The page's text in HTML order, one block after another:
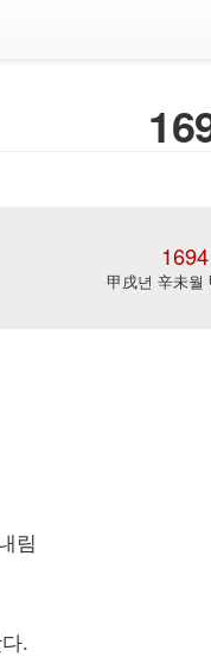
1694
甲戌년 辛未월
림
.